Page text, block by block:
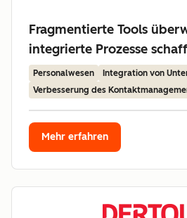
Fragmentierte Tools
integrierte Prozesse
Personalwesen
Integration von
Verbesserung des
Mehr erfahren